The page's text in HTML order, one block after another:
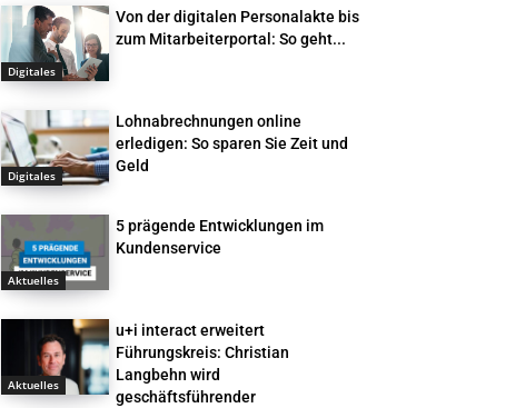
Digitales
Von der digitalen Personalakte bis
zum Mitarbeiterportal: So geht...
Digitales
Lohnabrechnungen online
erledigen: So sparen Sie Zeit und
Geld
Aktuelles
5 prägende Entwicklungen im
Kundenservice
Aktuelles
u+i interact erweitert
Führungskreis: Christian
Langbehn wird
geschäftsführender